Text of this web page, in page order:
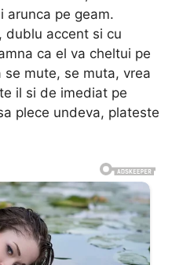
arunca pe geam.
dublu accent si cu
ca el va cheltui pe
mute, se muta, vrea
il si de imediat pe
plece undeva, plateste